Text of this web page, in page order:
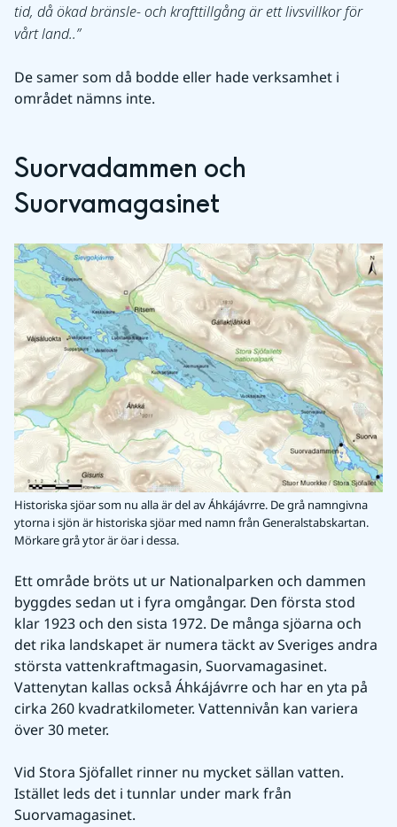
tid, då ökad bränsle- och krafttillgång är ett livsvillkor för
vårt land..
De samer som då bodde eller hade verksamhet i
området nämns inte.
Suorvadammen och
Suorvamagasinet
Historiska sjöar som nu alla är del av Áhkájávrre. De grå namngivna
ytorna i sjön är historiska sjöar med namn från Generalstabskartan.
Mörkare grå ytor är öar i dessa.
Ett område bröts ut ur Nationalparken och dammen
byggdes sedan ut i fyra omgångar. Den första stod
klar 1923 och den sista 1972. De många sjöarna och
det rika landskapet är numera täckt av Sveriges andra
största vattenkraftmagasin, Suorvamagasinet.
Vattenytan kallas också Áhkájávrre och har en yta på
cirka 260 kvadratkilometer. Vattennivån kan variera
över 30 meter.
Vid Stora Sjöfallet rinner nu mycket sällan vatten.
Istället leds det i tunnlar under mark från
Suorvamagasinet.